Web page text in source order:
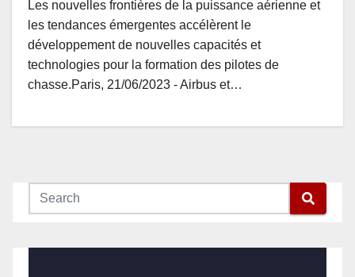
Les nouvelles frontières de la puissance aérienne et
les tendances émergentes accélèrent le
développement de nouvelles capacités et
technologies pour la formation des pilotes de
chasse.Paris, 21/06/2023 - Airbus et…